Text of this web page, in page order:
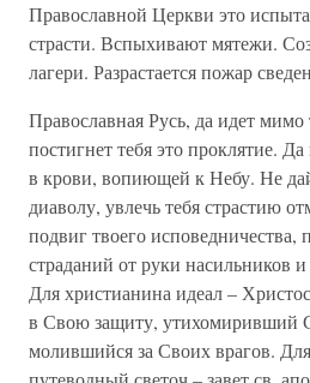
Православной Церкви это
страсти. Вспыхивают мятежи.
лагери. Разрастается пожар
Православная Русь, да идет мимо
постигнет тебя это проклятие.
в крови, вопиющей к Небу. Не
диаволу, увлечь тебя страстию
подвиг твоего исповедничества,
страданий от руки насильников
Для христианина идеал –
в Свою защиту, утихомиривший
молившийся за Своих врагов.